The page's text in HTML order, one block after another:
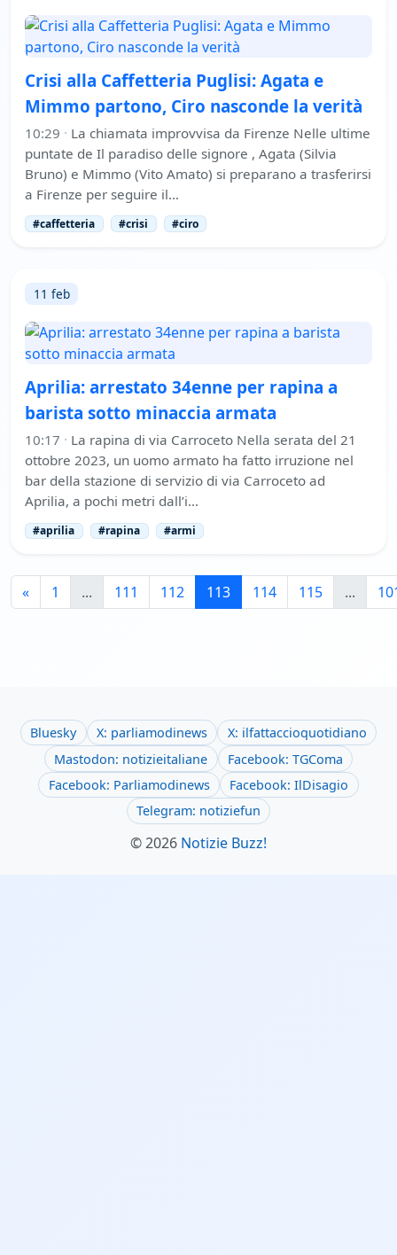
Crisi alla Caffetteria Puglisi: Agata e
Mimmo partono, Ciro nasconde la verità
10:29 · La chiamata improvvisa da Firenze Nelle ultime
puntate de Il paradiso delle signore , Agata (Silvia
Bruno) e Mimmo (Vito Amato) si preparano a trasferirsi
a Firenze per seguire il…
#caffetteria #crisi #ciro
11 feb
Aprilia: arrestato 34enne per rapina a
barista sotto minaccia armata
10:17 · La rapina di via Carroceto Nella serata del 21
ottobre 2023, un uomo armato ha fatto irruzione nel
bar della stazione di servizio di via Carroceto ad
Aprilia, a pochi metri dall’i…
#aprilia #rapina #armi
« 1 ... 111 112 113 114 115 ...
Bluesky X: parliamodinews
X: ilfattaccioquotidiano
Mastodon: notizieitaliane
Facebook: TGComa
Facebook: Parliamodinews
Facebook: IlDisagio
Telegram: notiziefun
© 2026 Notizie Buzz!